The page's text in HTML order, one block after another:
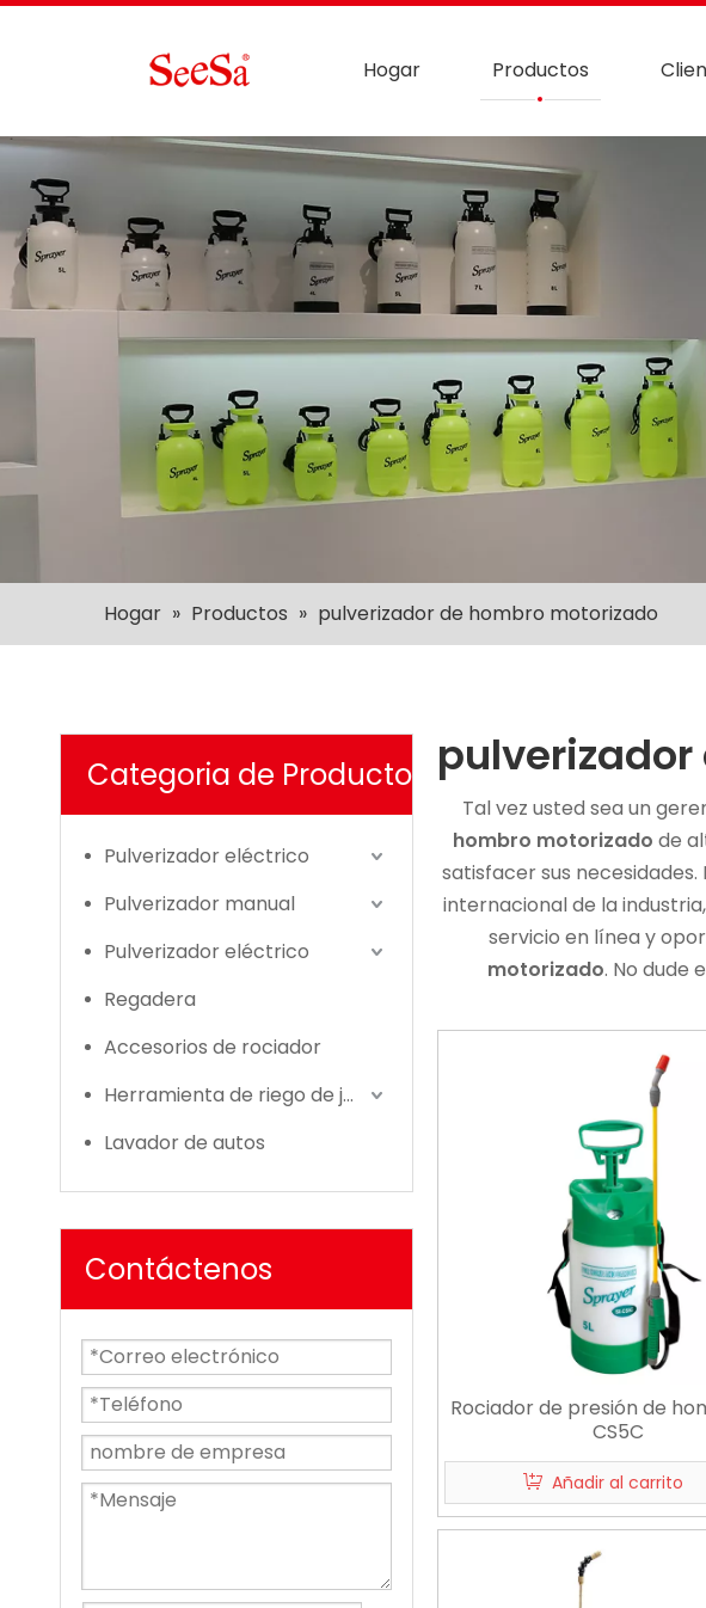
Hogar Productos
Hogar » Productos » pulverizador de hombro motorizado
Categoria de Producto
Pulverizador eléctrico
Pulverizador manual
Pulverizador eléctrico
Regadera
Accesorios de rociador
Herramienta de riego de jardín
Lavador de autos
Contáctenos
Tal vez usted sea un
hombro motorizado de
satisfacer sus necesidades.
internacional de la
servicio en línea y
motorizado. No dude
Rociador de presión de
CS5C
Añadir al carrito